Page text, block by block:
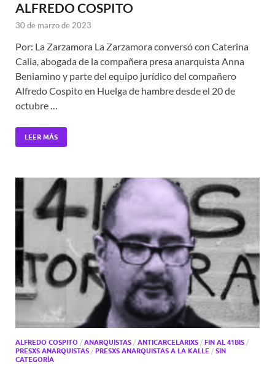
ALFREDO COSPITO
30 de marzo de 2023
Por: La Zarzamora La Zarzamora conversó con Caterina
Calia, abogada de la compañera presa anarquista Anna
Beniamino y parte del equipo jurídico del compañero
Alfredo Cospito en Huelga de hambre desde el 20 de
octubre …
LEER MÁS
ALFREDO COSPITO / ANARQUISTAS / ANTICARCELARIXS / FIN AL 41BIS /
PRESXS ANARQUISTAS / PRESXS ANARQUISTAS A LA KALLE / SIN
CATEGORÍA